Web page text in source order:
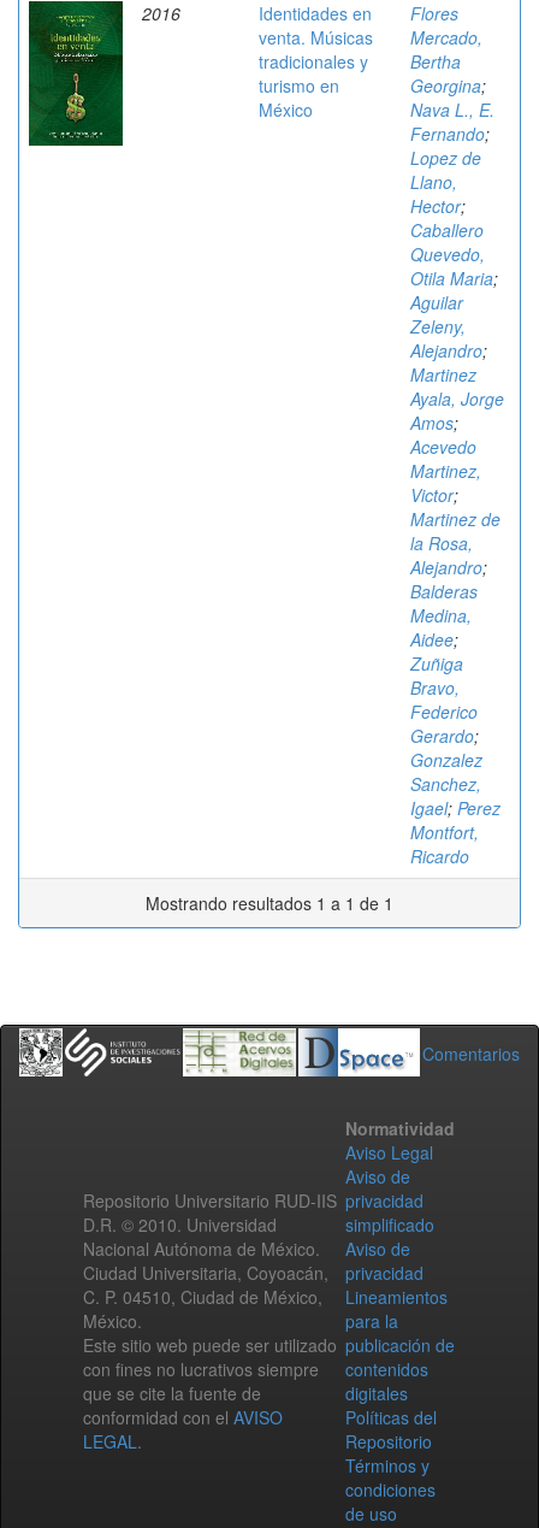
2016
Identidades en
venta. Músicas
tradicionales y
turismo en
México
Flores
Mercado,
Bertha
Georgina;
Nava L., E.
Fernando;
Lopez de
Llano,
Hector;
Caballero
Quevedo,
Otila Maria;
Aguilar
Zeleny,
Alejandro;
Martinez
Ayala, Jorge
Amos;
Acevedo
Martinez,
Victor;
Martinez de
la Rosa,
Alejandro;
Balderas
Medina,
Aidee;
Zuñiga
Bravo,
Federico
Gerardo;
Gonzalez
Sanchez,
Igael; Perez
Montfort,
Ricardo
Mostrando resultados 1 a 1 de 1
Comentarios
Repositorio Universitario RUD-IIS
D.R. © 2010. Universidad
Nacional Autónoma de México.
Ciudad Universitaria, Coyoacán,
C. P. 04510, Ciudad de México,
México.
Este sitio web puede ser utilizado
con fines no lucrativos siempre
que se cite la fuente de
conformidad con el AVISO
LEGAL.
Normatividad
Aviso Legal
Aviso de
privacidad
simplificado
Aviso de
privacidad
Lineamientos
para la
publicación de
contenidos
digitales
Políticas del
Repositorio
Términos y
condiciones
de uso